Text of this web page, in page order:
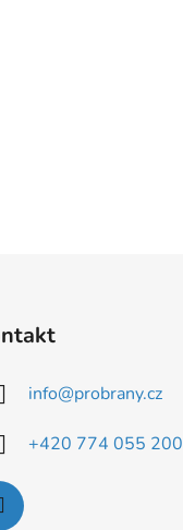
info@probrany.cz
+420 774 055 200